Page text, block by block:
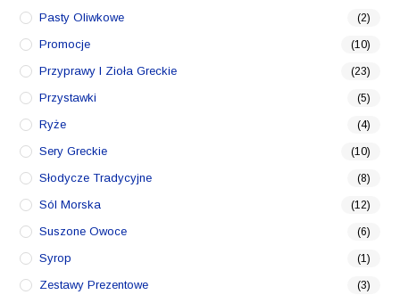
Pasty Oliwkowe (2)
Promocje (10)
Przyprawy I Zioła Greckie (23)
Przystawki (5)
Ryże (4)
Sery Greckie (10)
Słodycze Tradycyjne (8)
Sól Morska (12)
Suszone Owoce (6)
Syrop (1)
Zestawy Prezentowe (3)